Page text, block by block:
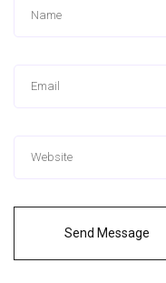
Send Message